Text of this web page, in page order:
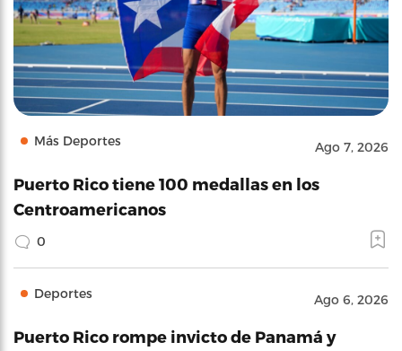
Más Deportes Ago 7, 2026
Puerto Rico tiene 100 medallas en los
Centroamericanos
0
Deportes Ago 6, 2026
Puerto Rico rompe invicto de Panamá y